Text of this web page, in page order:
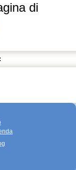
di